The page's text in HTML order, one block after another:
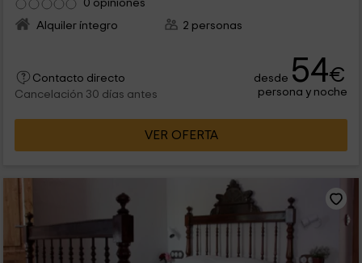
0 opiniones
Alquiler íntegro
2 personas
Contacto directo
Cancelación 30 días antes
desde 54€
persona y noche
VER OFERTA